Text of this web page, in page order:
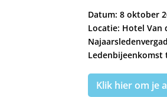
Datum: 8 oktober
Locatie: Hotel Van
Ledenbijeenkomst
Klik hier om je